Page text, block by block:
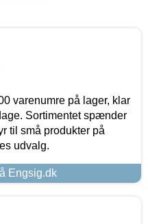
varenumre på lager, klar
Sortimentet spænder
til små produkter på
udvalg.
Engsig.dk